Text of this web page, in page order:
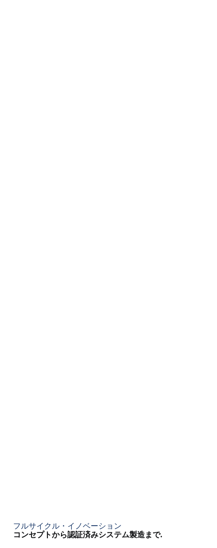
フルサイクル・イノベーション
コンセプトから認証済みシステム製造まで.